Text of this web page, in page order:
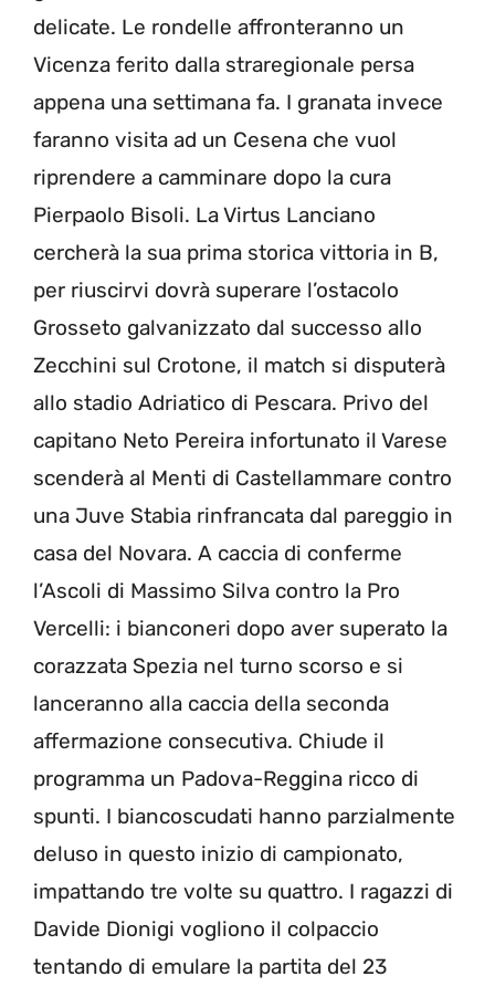
delicate. Le rondelle affronteranno un
Vicenza ferito dalla straregionale persa
appena una settimana fa. I granata invece
faranno visita ad un Cesena che vuol
riprendere a camminare dopo la cura
Pierpaolo Bisoli. La Virtus Lanciano
cercherà la sua prima storica vittoria in B,
per riuscirvi dovrà superare l’ostacolo
Grosseto galvanizzato dal successo allo
Zecchini sul Crotone, il match si disputerà
allo stadio Adriatico di Pescara. Privo del
capitano Neto Pereira infortunato il Varese
scenderà al Menti di Castellammare contro
una Juve Stabia rinfrancata dal pareggio in
casa del Novara. A caccia di conferme
l’Ascoli di Massimo Silva contro la Pro
Vercelli: i bianconeri dopo aver superato la
corazzata Spezia nel turno scorso e si
lanceranno alla caccia della seconda
affermazione consecutiva. Chiude il
programma un Padova-Reggina ricco di
spunti. I biancoscudati hanno parzialmente
deluso in questo inizio di campionato,
impattando tre volte su quattro. I ragazzi di
Davide Dionigi vogliono il colpaccio
tentando di emulare la partita del 23